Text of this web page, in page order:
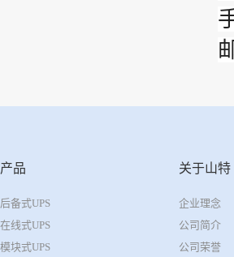
产品
后备式UPS
在线式UPS
模块式UPS
关于山特
企业理念
公司简介
公司荣誉